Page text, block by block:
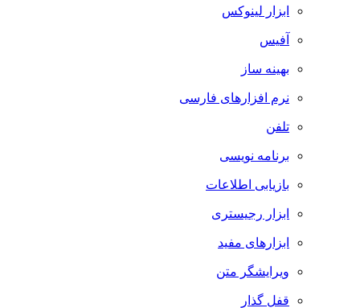
ابزار لینوکس
آفیس
بهینه ساز
نرم افزارهای فارسی
تلفن
برنامه نویسی
بازیابی اطلاعات
ابزار رجیستری
ابزارهای مفید
ویرایشگر متن
قفل گذار